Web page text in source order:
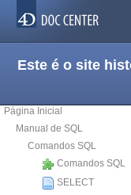
Este é o site
Página Inicial
Manual de SQL
Comandos SQL
Comandos SQL
SELECT